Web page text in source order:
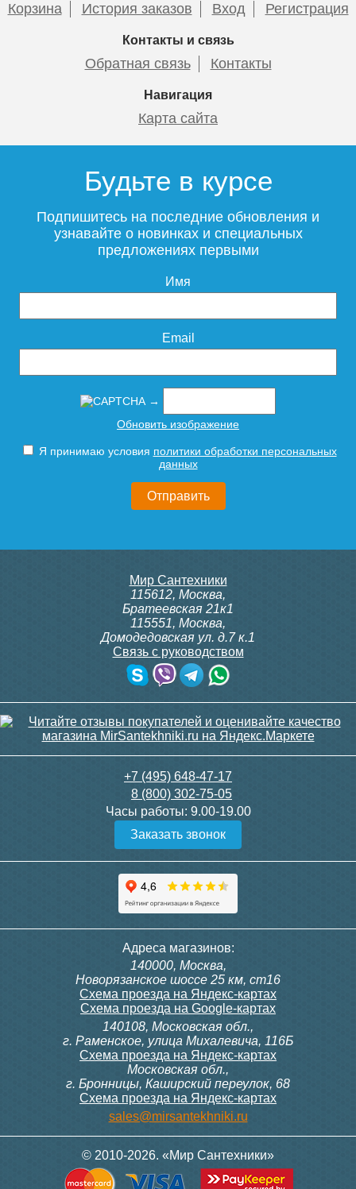
Отправьте
унитаза Haro Tablas Slim
5 350
Подробнее
унитаза Haro Move
5 350
Подробнее
Подробнее
5 100
Крышка-сиденье для
унитаза Каладон со
стальным креплением
Подробнее
Крышка-сиденье для
Подробнее
Крышка-сиденье для
унитаза Santek Сенатор
Корзина История заказов Вход Регистрация
Контакты и связь
Обратная связь Контакты
Навигация
Карта сайта
Будьте в курсе
Подпишитесь на последние обновления и
узнавайте о новинках и специальных
предложениях первыми
Имя
Email
→
Обновить изображение
Я принимаю условия политики обработки персональных
данных
Мир Сантехники
115612, Москва,
Братеевская 21к1
115551, Москва,
Домодедовская ул. д.7 к.1
Связь с руководством
+7 (495) 648-47-17
8 (800) 302-75-05
Часы работы: 9.00-19.00
Заказать звонок
Адреса магазинов:
140000, Москва,
Новорязанское шоссе 25 км, ст16
Схема проезда на Яндекс-картах
Схема проезда на Google-картах
140108, Московская обл.,
г. Раменское, улица Михалевича, 116Б
Схема проезда на Яндекс-картах
Московская обл.,
г. Бронницы, Каширский переулок, 68
Схема проезда на Яндекс-картах
sales@mirsantekhniki.ru
© 2010-2026. «Мир Сантехники»